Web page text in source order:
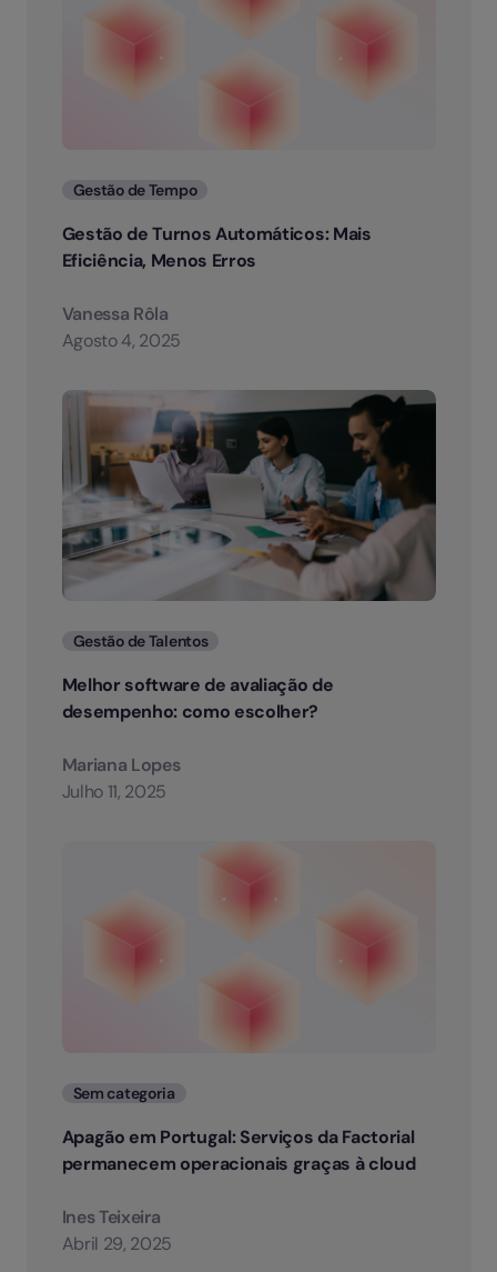
Categorias
Gestão de Tempo
Gestão de Turnos Automáticos: Mais
Eficiência, Menos Erros
Vanessa Rôla
Agosto 4, 2025
Categorias
Gestão de Talentos
Melhor software de avaliação de
desempenho: como escolher?
Mariana Lopes
Julho 11, 2025
Categorias
Sem categoria
Apagão em Portugal: Serviços da Factorial
permanecem operacionais graças à cloud
Ines Teixeira
Abril 29, 2025